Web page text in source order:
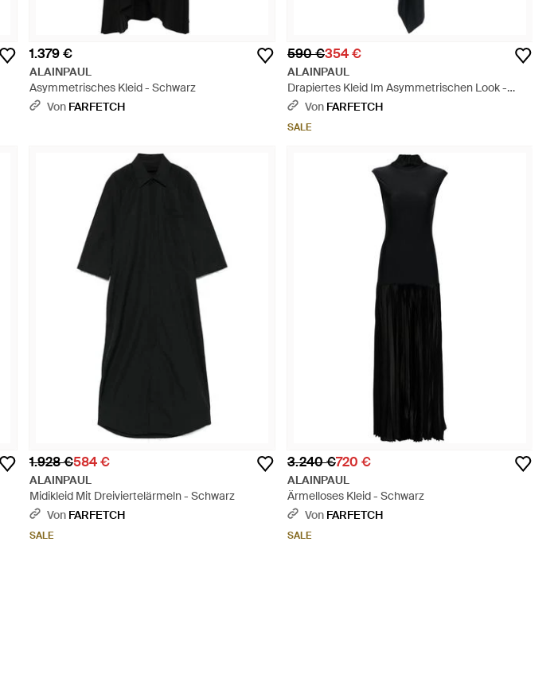
1.379 €
ALAINPAUL
Asymmetrisches Kleid - Schwarz
Von FARFETCH
590 €354 €
ALAINPAUL
Drapiertes Kleid Im Asymmetrischen Look -
Schwarz
Von FARFETCH
SALE
1.928 €584 €
ALAINPAUL
Midikleid Mit Dreiviertelärmeln - Schwarz
Von FARFETCH
SALE
3.240 €720 €
ALAINPAUL
Ärmelloses Kleid - Schwarz
Von FARFETCH
SALE